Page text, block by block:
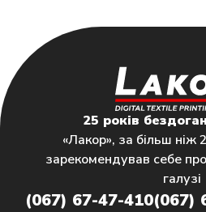
25 років
«Лакор», за більш ніж
зарекомендував себе
галузі
(067) 67-47-410(067)